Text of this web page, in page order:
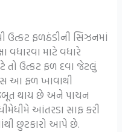
ઉત્કટ ફળઠંડીની સિઝનમાં
વધારવા માટે વધારે
તો ઉત્કટ ફળ દવા જેટલું
આ ફળ ખાવાથી
થાય છે અને પાચન
આંતરડા સાફ કરી
છુટકારો આપે છે.